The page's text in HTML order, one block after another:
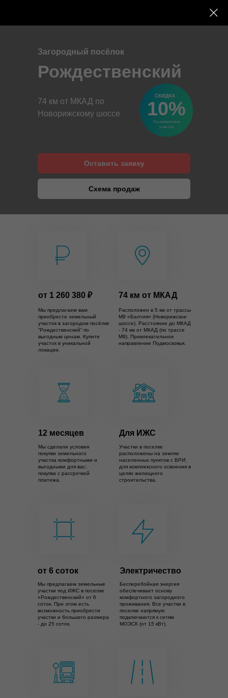
Загородный посёлок
Рождественский
Оставить заявку
Схема продаж
74 км от МКАД по
Новорижскому шоссе
10%
На земельные
участки
СКИДКА
от 1 260 380 ₽
Мы предлагаем вам
приобрести земельный
участок в загородом посёлке
“Рождественский” по
выгодным ценам. Купите
участок в уникальной
локации.
12 месяцев
Мы сделали условия
покупки земельного
участка комфортными и
выгодными для вас:
покупка с рассрочкой
платежа.
Для ИЖС
Участки в поселке
расположены на землях
населенных пунктов с ВРИ:
для комплексного освоения в
целях жилищного
строительства.
от 6 соток
Мы предлагаем земельные
участки под ИЖС в поселке
«Рождественский» от 6
соток. При этом есть
возможность приобрести
участки и большего размера
- до 25 соток.
Электричество
Бесперебойная энергия
обеспечивает основу
комфортного загородного
проживания. Все участки в
поселке напрямую
подключаются к сетям
МОЭСК (от 15 кВт).
74 км от МКАД
Расположен в 5 км от трассы
М9 «Балтия» (Новорижское
шоссе). Расстояние до МКАД
- 74 км от МКАД (по трассе
М9). Привлекательное
направление Подмосковья.